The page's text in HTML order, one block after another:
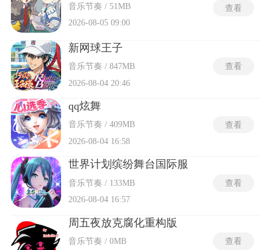
音乐节奏 / 51MB
2026-08-05 09:00
查看
新网球王子
音乐节奏 / 847MB
2026-08-04 20:46
查看
qq炫舞
音乐节奏 / 409MB
2026-08-04 16:58
查看
世界计划缤纷舞台国际服
音乐节奏 / 133MB
2026-08-04 16:57
查看
周五夜放克腐化重构版
音乐节奏 / 0MB
查看